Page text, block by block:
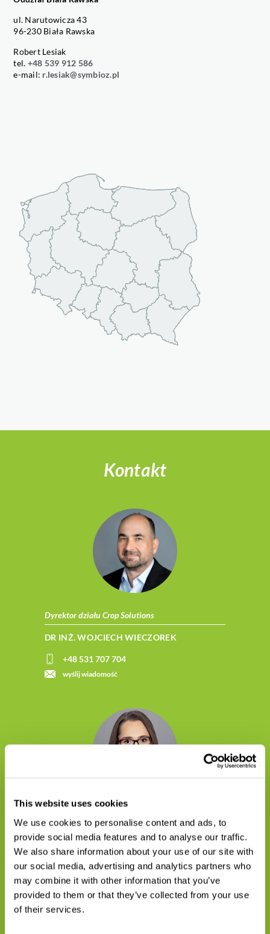
This website uses cookies
We use cookies to personalise content and ads, to
provide social media features and to analyse our traffic.
We also share information about your use of our site with
our social media, advertising and analytics partners who
may combine it with other information that you’ve
provided to them or that they’ve collected from your use
of their services.
ul. Narutowicza 43
96-230 Biała Rawska
Robert Lesiak
tel. +48 539 912 586
e-mail: r.lesiak@symbioz.pl
Kontakt
Dyrektor działu Crop Solutions
DR INŻ. WOJCIECH WIECZOREK
+48 531 707 704
wyślij wiadomość
MAŁGORZATA WAJDA
+48 665 664 074
wyślij wiadomość